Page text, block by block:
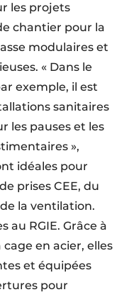
les projets
chantier pour la
modulaires et
« Dans le
exemple, il est
sanitaires
les pauses et les
»,
idéales pour
prises CEE, du
la ventilation.
au RGIE. Grâce à
en acier, elles
et équipées
pour